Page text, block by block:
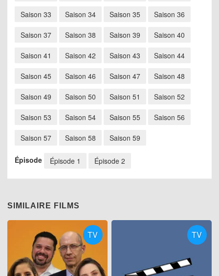
Saison 33 Saison 34 Saison 35 Saison 36
Saison 37 Saison 38 Saison 39 Saison 40
Saison 41 Saison 42 Saison 43 Saison 44
Saison 45 Saison 46 Saison 47 Saison 48
Saison 49 Saison 50 Saison 51 Saison 52
Saison 53 Saison 54 Saison 55 Saison 56
Saison 57 Saison 58 Saison 59
Épisode Épisode 1 Épisode 2
SIMILAIRE FILMS
TV TV